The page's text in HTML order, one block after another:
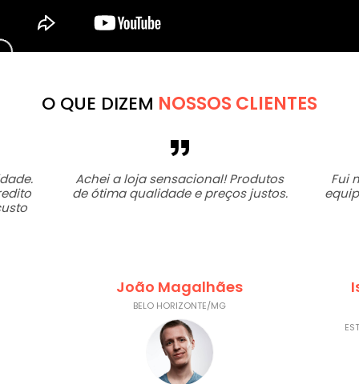
O QUE DIZEM NOSSOS CLIENTES
Achei a loja sensacional! Produtos
de ótima qualidade e preços justos.
João Magalhães
BELO HORIZONTE/MG
Fui